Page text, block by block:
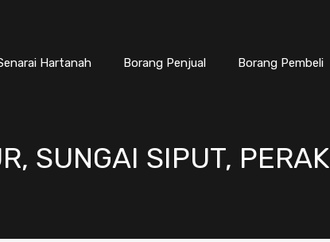
Hartanah Borang Penjual Borang Pembeli
SUNGAI SIPUT, PERAK